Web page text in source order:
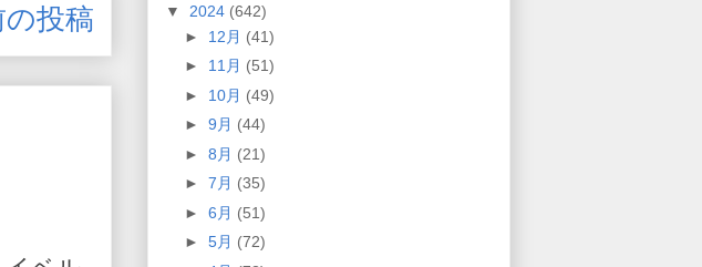
の投稿
▼ 2024 (642)
► 12月 (41)
► 11月 (51)
► 10月 (49)
► 9月 (44)
► 8月 (21)
► 7月 (35)
► 6月 (51)
► 5月 (72)